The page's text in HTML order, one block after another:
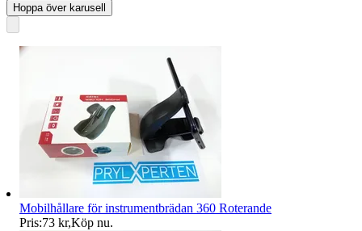
Hoppa över karusell
Mobilhållare för instrumentbrädan 360 Roterande
Pris:73 kr,Köp nu.